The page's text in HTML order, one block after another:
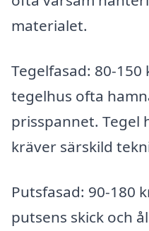
materialet.
Tegelfasad: 80-150
tegelhus ofta
prisspannet. Tegel
kräver särskild
Putsfasad: 90-180
putsens skick och